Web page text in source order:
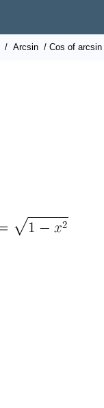
/ Arcsin / Cos of arcsin